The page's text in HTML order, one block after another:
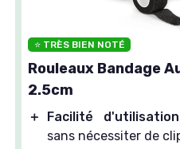
⭐ TRÈS BIEN NOTÉ
Rouleaux Bandage
2.5cm
＋ Facilité d'utilisation
sans nécessiter de